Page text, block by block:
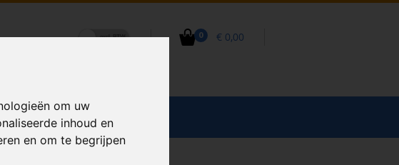
om uw
inhoud en
en om te begrijpen
0 € 0,00
ACCESSOIRES